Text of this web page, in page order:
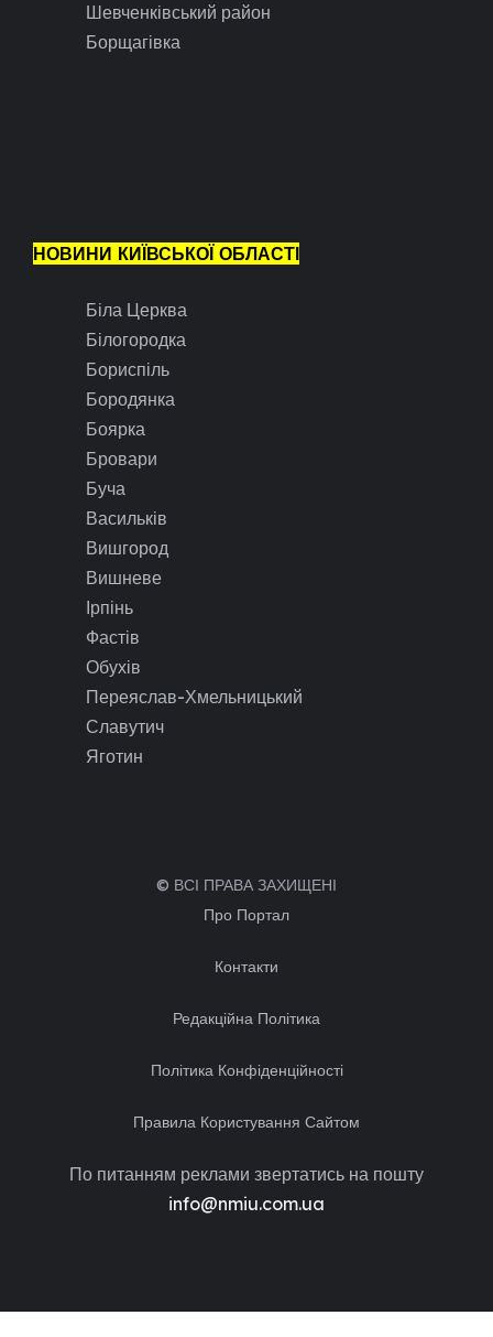
Шевченківський район
Борщагівка
НОВИНИ КИЇВСЬКОЇ ОБЛАСТІ
Біла Церква
Білогородка
Бориспіль
Бородянка
Боярка
Бровари
Буча
Васильків
Вишгород
Вишневе
Ірпінь
Фастів
Обухів
Переяслав-Хмельницький
Славутич
Яготин
© ВСІ ПРАВА ЗАХИЩЕНІ
Про Портал
Контакти
Редакційна Політика
Політика Конфіденційності
Правила Користування Сайтом
По питанням реклами звертатись на пошту
info@nmiu.com.ua